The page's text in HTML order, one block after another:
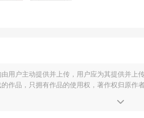
用户主动提供并上传，用户应为其提供并上
作品，只拥有作品的使用权，著作权归原作